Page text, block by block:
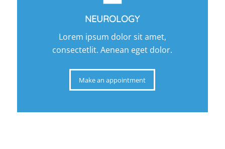
NEUROLOGY
Lorem ipsum dolor sit amet,
consectetlit. Aenean eget dolor.
Make an appointment